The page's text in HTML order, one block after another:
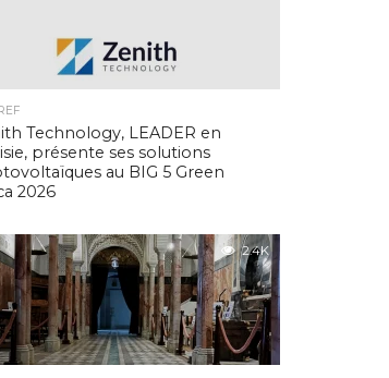
Technology, LEADER en
présente ses solutions
au BIG 5 Green
2026
2.4K